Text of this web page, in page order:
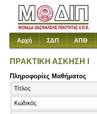
Αρχή ΣΔΠ ΑΠΘ
ΠΡΑΚΤΙΚΗ ΑΣΚΗΣΗ Ι
Πληροφορίες Μαθήματος
Τίτλος
Κωδικός